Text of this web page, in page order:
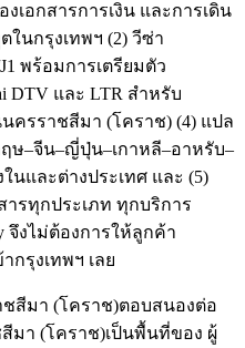
องเอกสารการเงิน และการเดิน
นกรุงเทพฯ (2) วีซ่า
พร้อมการเตรียมตัว
และ LTR สำหรับ
ครราชสีมา (โคราช) (4) แปล
ษ–จีน–ญี่ปุ่น–เกาหลี–อาหรับ–
นและต่างประเทศ และ (5)
ารทุกประเภท ทุกบริการ
จึงไม่ต้องการให้ลูกค้า
กรุงเทพฯ เลย
สีมา (โคราช)ตอบสนองต่อ
มา (โคราช)เป็นพื้นที่ของ ผู้